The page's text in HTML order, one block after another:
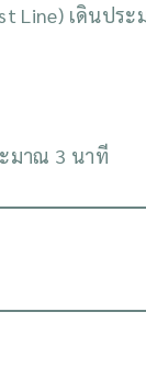
Line) เดินปร
ะมาณ 3 นาที